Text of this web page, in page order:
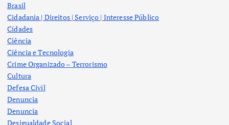
Brasil
Cidadania | Direitos | Serviço | Interesse Público
Cidades
Ciência
Ciência e Tecnologia
Crime Organizado – Terrorismo
Cultura
Defesa Civil
Denuncia
Denuncia
Desigualdade Social